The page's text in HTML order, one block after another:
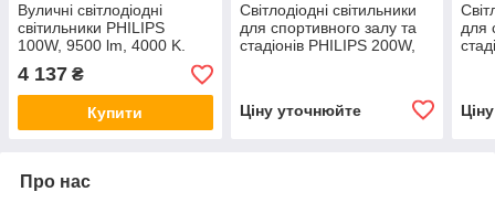
Вуличні світлодіодні
світильники PHILIPS
100W, 9500 lm, 4000 K.
Прожектора вуличні.
Ліхтар вуличний
світлодіодний.
4 137 ₴
Купити
Світлодіодні світильники
для спортивного залу та
стадіонів PHILIPS 200W,
Ціну уточнюйте
для
Про нас